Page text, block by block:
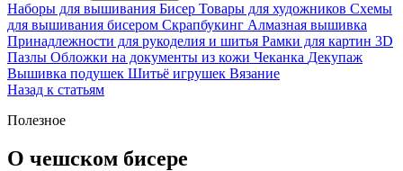
Наборы для вышивания Бисер Товары для художников Схемы
для вышивания бисером Скрапбукинг Алмазная вышивка
Принадлежности для рукоделия и шитья Рамки для картин 3D
Пазлы Обложки на документы из кожи Чеканка Декупаж
Вышивка подушек Шитьё игрушек Вязание
Назад к статьям
Полезное
О чешском бисере